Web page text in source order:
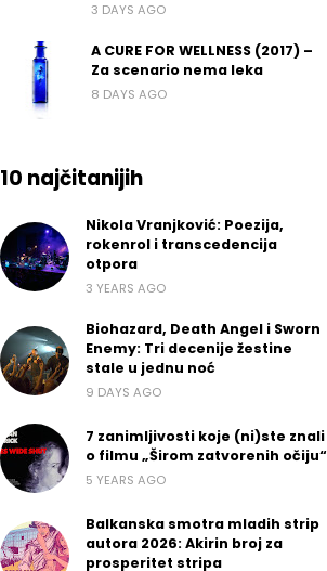
3 DAYS AGO
A CURE FOR WELLNESS (2017) –
Za scenario nema leka
8 DAYS AGO
10 najčitanijih
Nikola Vranjković: Poezija,
rokenrol i transcedencija
otpora
3 YEARS AGO
Biohazard, Death Angel i Sworn
Enemy: Tri decenije žestine
stale u jednu noć
9 DAYS AGO
7 zanimljivosti koje (ni)ste znali
o filmu „Širom zatvorenih očiju“
5 YEARS AGO
Balkanska smotra mladih strip
autora 2026: Akirin broj za
prosperitet stripa